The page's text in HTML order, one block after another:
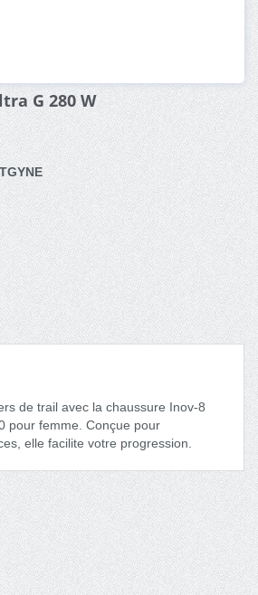
G 280 W
de trail avec la chaussure Inov-8
pour femme. Conçue pour
elle facilite votre progression.